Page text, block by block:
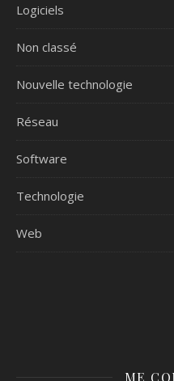
Logiciels
Non classé
Nouvelle technologie
Réseau
Software
Technologie
Web
ME